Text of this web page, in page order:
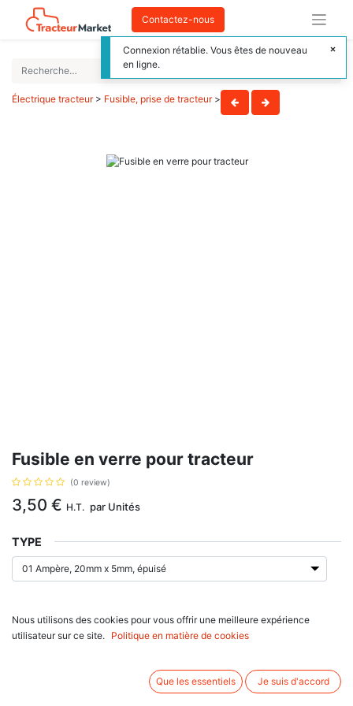
Contactez-nous
Électrique tracteur> Fusible, prise de tracteur>
Fusible en verre pour tracteur
(0 review)
3,50 € H.T. par Unités
TYPE
AJOUTER AU PANIER
Fusible en verre pour tracteur pour tout type de modèle
Associez d'autres produits:
Nous utilisons des cookies pour vous offrir une meilleure expérience
utilisateur sur ce site.
Politique en matière de cookies
Que les essentiels Je suis d'accord
Connexion rétablie. Vous êtes de nouveau
en ligne.